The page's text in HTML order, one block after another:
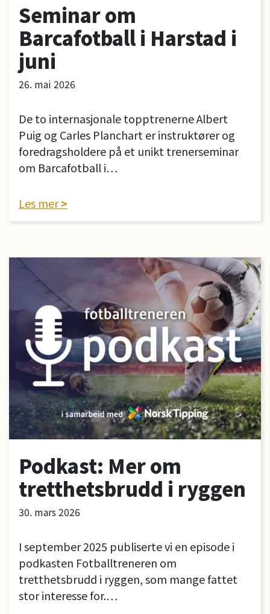
26. mai 2026
Seminar om
Barcafotball i Harstad i
juni
De to internasjonale topptrenerne Albert
Puig og Carles Planchart er instruktører og
foredragsholdere på et unikt trenerseminar
om Barcafotball i…
Les mer
30. mars 2026
Podkast: Mer om
tretthetsbrudd i ryggen
I september 2025 publiserte vi en episode i
podkasten Fotballtreneren om
tretthetsbrudd i ryggen, som mange fattet
stor interesse for.…